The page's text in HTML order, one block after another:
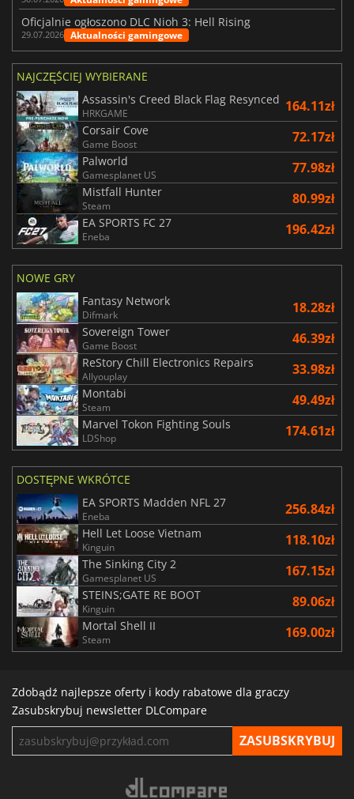
Oficjalnie ogłoszono DLC Nioh 3: Hell Rising
29.07.2026 Aktualności gamingowe
NAJCZĘŚCIEJ WYBIERANE
Assassin's Creed Black Flag Resynced
HRKGAME 164.11zł
Corsair Cove
Game Boost 72.17zł
Palworld
Gamesplanet US 77.98zł
Mistfall Hunter
Steam 80.99zł
EA SPORTS FC 27
Eneba 196.42zł
NOWE GRY
Fantasy Network
Difmark 18.28zł
Sovereign Tower
Game Boost 46.39zł
ReStory Chill Electronics Repairs
Allyouplay 33.98zł
Montabi
Steam 49.49zł
Marvel Tokon Fighting Souls
LDShop 174.61zł
DOSTĘPNE WKRÓTCE
EA SPORTS Madden NFL 27
Eneba 256.84zł
Hell Let Loose Vietnam
Kinguin 118.10zł
The Sinking City 2
Gamesplanet US 167.15zł
STEINS;GATE RE BOOT
Kinguin 89.06zł
Mortal Shell II
Steam 169.00zł
Zdobądź najlepsze oferty i kody rabatowe dla graczy
Zasubskrybuj newsletter DLCompare